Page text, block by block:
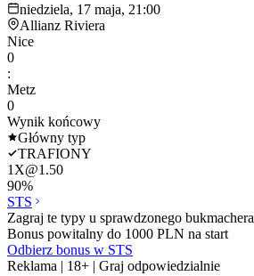
niedziela, 17 maja, 21:00
Allianz Riviera
Nice
0
:
Metz
0
Wynik końcowy
Główny typ
TRAFIONY
1X@1.50
90%
STS
Zagraj te typy u sprawdzonego bukmachera
Bonus powitalny do 1000 PLN na start
Odbierz bonus w STS
Reklama | 18+ | Graj odpowiedzialnie